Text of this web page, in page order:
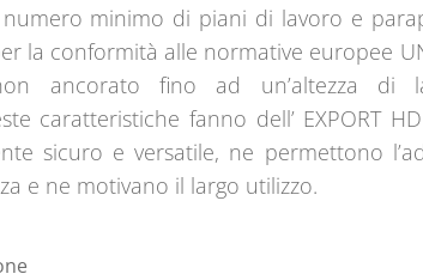
numero minimo di piani di lavoro e
la conformità alle normative europee
ancorato fino ad un’altezza di
caratteristiche fanno dell’ EXPORT
sicuro e versatile, ne permettono
e ne motivano il largo utilizzo.